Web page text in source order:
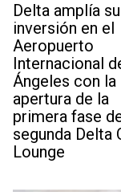
Delta amplía su
inversión en el
Aeropuerto
Internacional
Ángeles con la
apertura de la
primera fase
segunda Delta
Lounge